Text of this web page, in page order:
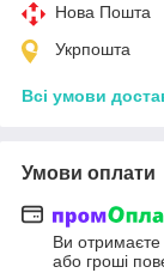
Нова Пошта
Укрпошта
Всі умови
Умови оплати
Ви
або гроші